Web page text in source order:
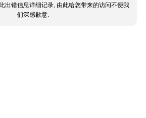
出错信息详细记录, 由此给您带来的访问不便我
们深感歉意.